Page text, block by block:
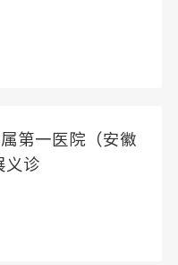
第一医院（安徽
义诊